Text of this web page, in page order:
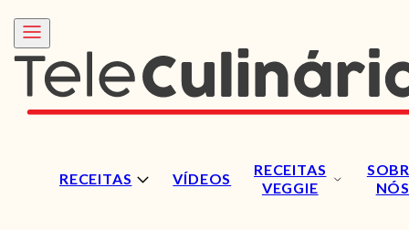
RECEITAS VÍDEOS
RECEITAS
VEGGIE
NÓS